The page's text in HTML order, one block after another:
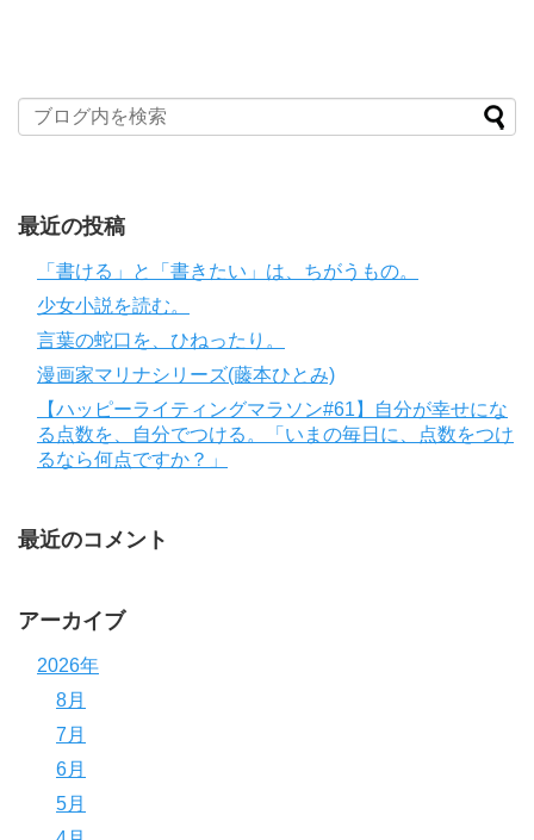
最近の投稿
「書ける」と「書きたい」は、ちがうもの。
少女小説を読む。
言葉の蛇口を、ひねったり。
漫画家マリナシリーズ(藤本ひとみ)
【ハッピーライティングマラソン#61】自分が幸せにな
る点数を、自分でつける。「いまの毎日に、点数をつけ
るなら何点ですか？」
最近のコメント
アーカイブ
2026年
8月
7月
6月
5月